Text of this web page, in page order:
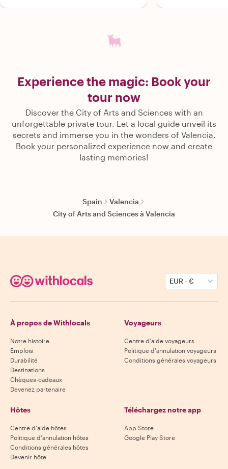
Experience the magic: Book your
tour now
Discover the City of Arts and Sciences with an
unforgettable private tour. Let a local guide unveil its
secrets and immerse you in the wonders of Valencia.
Book your personalized experience now and create
lasting memories!
Spain
Valencia
City of Arts and Sciences à Valencia
EUR-€
À propos de Withlocals
Notre histoire
Emplois
Durabilité
Destinations
Chèques-cadeaux
Devenez partenaire
Voyageurs
Centre d'aide voyageurs
Politique d'annulation voyageurs
Conditions générales voyageurs
Hôtes
Centre d'aide hôtes
Politique d'annulation hôtes
Conditions générales hôtes
Devenir hôte
Téléchargez notre app
App Store
Google Play Store